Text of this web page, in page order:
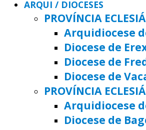
ARQUI / DIOCESES
PROVÍNCIA
Arquidiocese
Diocese de
Diocese de
Diocese de
PROVÍNCIA
Arquidiocese
Diocese de